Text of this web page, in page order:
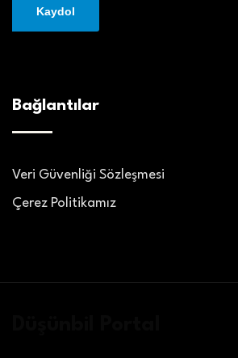
Bağlantılar
Veri Güvenliği Sözleşmesi
Çerez Politikamız